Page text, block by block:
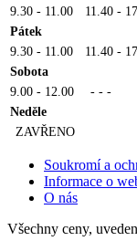
9.30 - 11.00
11.40 -
Pátek
9.30 - 11.00
11.40 -
Sobota
9.00 - 12.00
- - -
Neděle
ZAVŘENO
Soukromí a
Informace o
O nás
Všechny ceny,